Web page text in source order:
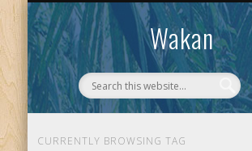
Wakan
WAKAN
CONTACTO
CURRENTLY BROWSING TAG